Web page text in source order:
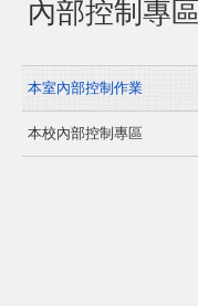
內部控制專區
本室內部控制作業
本校內部控制專區